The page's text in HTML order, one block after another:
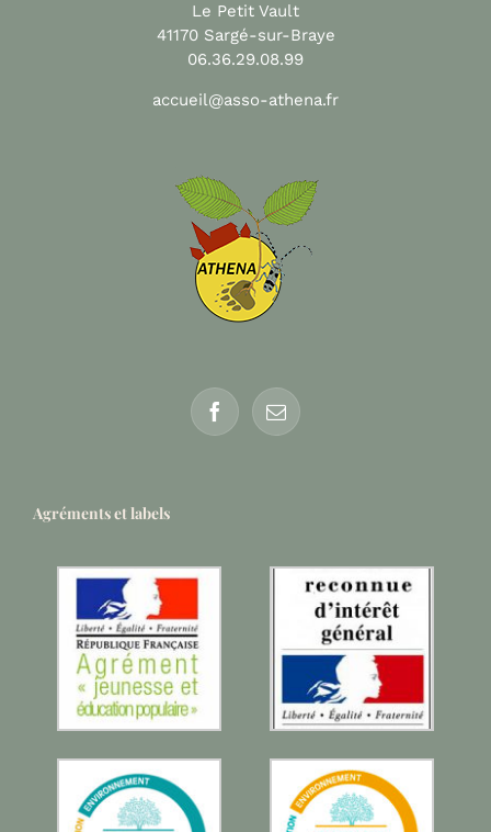
Le Petit Vault
41170 Sargé-sur-Braye
06.36.29.08.99
accueil@asso-athena.fr
Agréments et labels